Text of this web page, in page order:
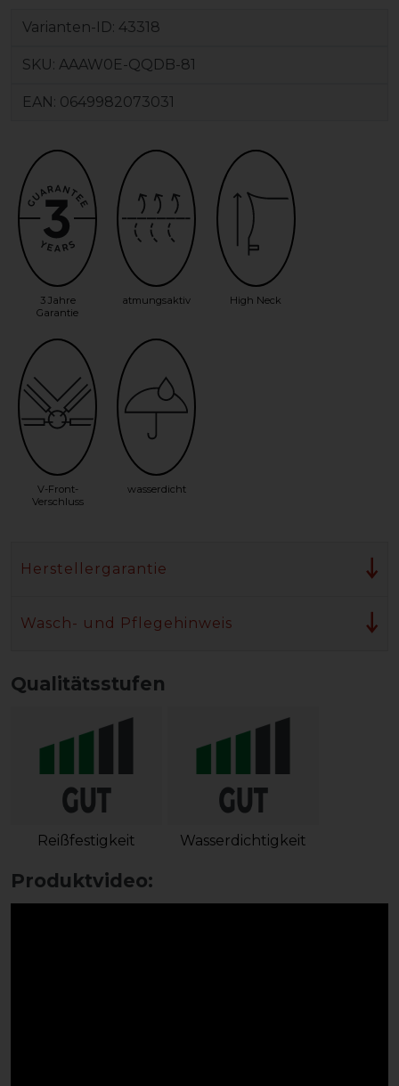
Varianten-ID: 43318
SKU: AAAW0E-QQDB-81
EAN: 0649982073031
3 Jahre
Garantie
atmungsaktiv High Neck
V-Front-
Verschluss
wasserdicht
Herstellergarantie
Wasch- und Pflegehinweis
Qualitätsstufen
Reißfestigkeit Wasserdichtigkeit
Produktvideo: